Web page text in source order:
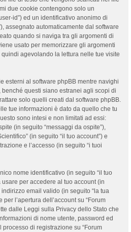
due cookie contengono solo un
id”) ed un identificativo anonimo di
assegnato automaticamente dal software
quando si naviga tra gli argomenti di
usato per memorizzare gli argomenti
agevolando la lettura nelle tue visite
esterni al software phpBB mentre navighi
benché questi siano estranei agli scopi di
solo quelli creati dal software phpBB.
tue informazioni è dato da quello che tu
sono intesi e non limitati ad essi:
(in seguito “messaggi da ospite”),
(in seguito “il tuo account”) e
e l’accesso (in seguito “i tuoi
nome identificativo (in seguito “il tuo
per accedere al tuo account (in
email valido (in seguito “la tua
l’apertura dell’account su “Forum
dalle Leggi sulla Privacy dello Stato che
di nome utente, password ed
di registrazione su “Forum